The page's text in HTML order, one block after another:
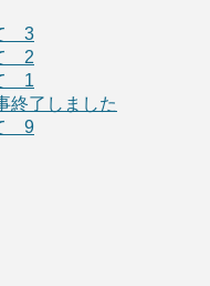
3
2
1
終了しました
9